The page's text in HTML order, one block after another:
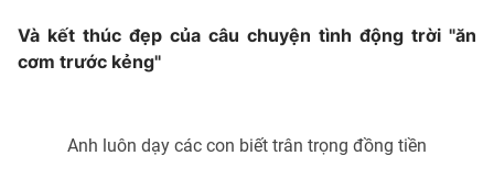
Và kết thúc đẹp của câu chuyện tình động trời "ăn
cơm trước kẻng"
Anh luôn dạy các con biết trân trọng đồng tiền